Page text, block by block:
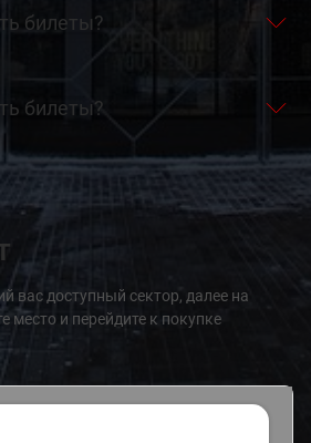
билеты?
билеты?
вас доступный сектор, далее на
место и перейдите к покупке